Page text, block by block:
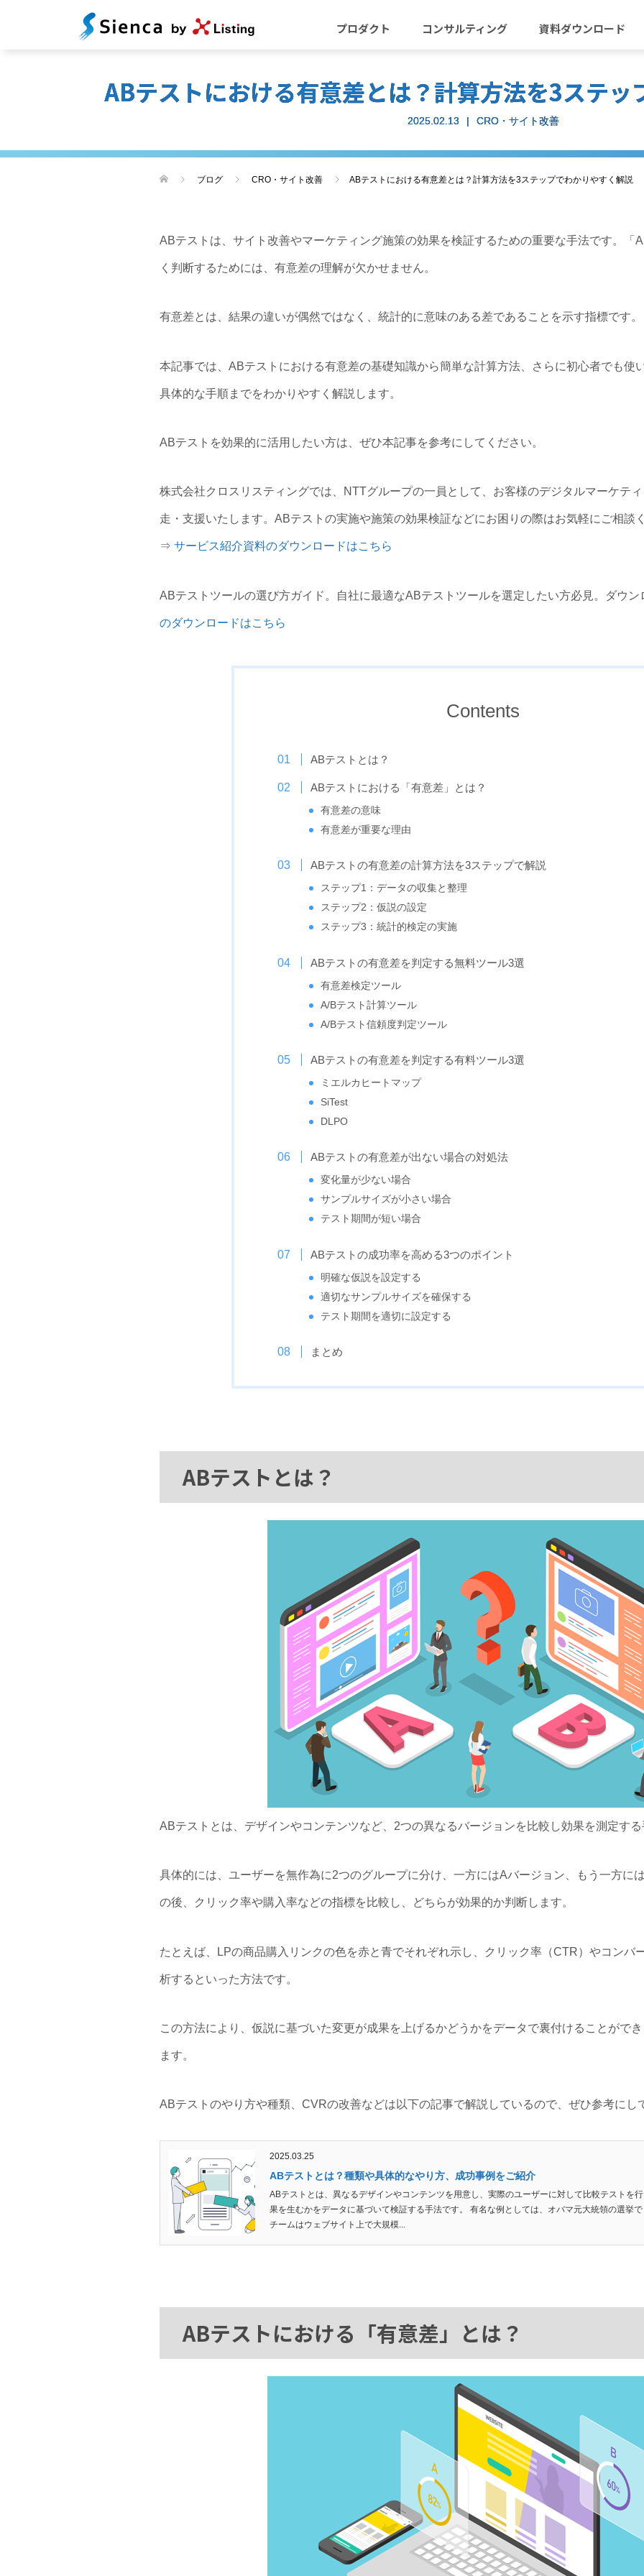
プロダクト コンサルティング 資料ダウンロード
ABテストにおける有意差とは？計算方法を3ステッ
2025.02.13 CRO・サイト改善
ブログ CRO・サイト改善 ABテストにおける有意差とは？計算方法を3ステップでわかりやすく解説
ABテストは、サイト改善やマーケティング施策の効果を検証するための重要な手法です。「
く判断するためには、有意差の理解が欠かせません。
有意差とは、結果の違いが偶然ではなく、統計的に意味のある差であることを示す指標です。
本記事では、ABテストにおける有意差の基礎知識から簡単な計算方法、さらに初心者でも使
具体的な手順までをわかりやすく解説します。
ABテストを効果的に活用したい方は、ぜひ本記事を参考にしてください。
株式会社クロスリスティングでは、NTTグループの一員として、お客様のデジタルマーケテ
走・支援いたします。ABテストの実施や施策の効果検証などにお困りの際はお気軽にご相談
⇒ サービス紹介資料のダウンロードはこちら
ABテストツールの選び方ガイド。自社に最適なABテストツールを選定したい方必見。ダウ
のダウンロードはこちら
Contents
ABテストとは？
ABテストにおける「有意差」とは？
有意差の意味
有意差が重要な理由
ABテストの有意差の計算方法を3ステップで解説
ステップ1：データの収集と整理
ステップ2：仮説の設定
ステップ3：統計的検定の実施
ABテストの有意差を判定する無料ツール3選
有意差検定ツール
A/Bテスト計算ツール
A/Bテスト信頼度判定ツール
ABテストの有意差を判定する有料ツール3選
ミエルカヒートマップ
SiTest
DLPO
ABテストの有意差が出ない場合の対処法
変化量が少ない場合
サンプルサイズが小さい場合
テスト期間が短い場合
ABテストの成功率を高める3つのポイント
明確な仮説を設定する
適切なサンプルサイズを確保する
テスト期間を適切に設定する
まとめ
ABテストとは？
ABテストとは、デザインやコンテンツなど、2つの異なるバージョンを比較し効果を測定する
具体的には、ユーザーを無作為に2つのグループに分け、一方にはAバージョン、もう一方に
の後、クリック率や購入率などの指標を比較し、どちらが効果的か判断します。
たとえば、LPの商品購入リンクの色を赤と青でそれぞれ示し、クリック率（CTR）やコンバ
析するといった方法です。
この方法により、仮説に基づいた変更が成果を上げるかどうかをデータで裏付けることがで
ます。
ABテストのやり方や種類、CVRの改善などは以下の記事で解説しているので、ぜひ参考にし
2025.03.25
ABテストとは？種類や具体的なやり方、成功事例をご紹介
ABテストとは、異なるデザインやコンテンツを用意し、実際のユーザーに対して比較テストを
果を生むかをデータに基づいて検証する手法です。 有名な例としては、オバマ元大統領の選挙
チームはウェブサイト上で大規模...
ABテストにおける「有意差」とは？